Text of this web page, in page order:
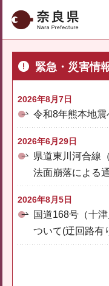
奈良県
緊急・災害情
2026年8月7日
令和8年熊本地
2026年6月29日
県道東川河合線
法面崩落による
2026年8月5日
国道168号（十
ついて(迂回路有